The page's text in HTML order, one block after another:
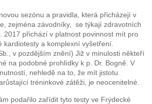
sezónu a pravidla, která přicházejí v
zejména závodníky, se týkají zdravotních
2017 přichází v platnost povinnost mít pro
kardiotesty a komplexní vyšetření.
v pozdějším znění) Již v minulosti někteří
na podobné prohlídky k p. Dr. Bogně. V
nehledě na to, že mít jistotu
tréninkové zátěži, je neocenitelné.
podařilo zařídit tyto testy ve Frýdecké